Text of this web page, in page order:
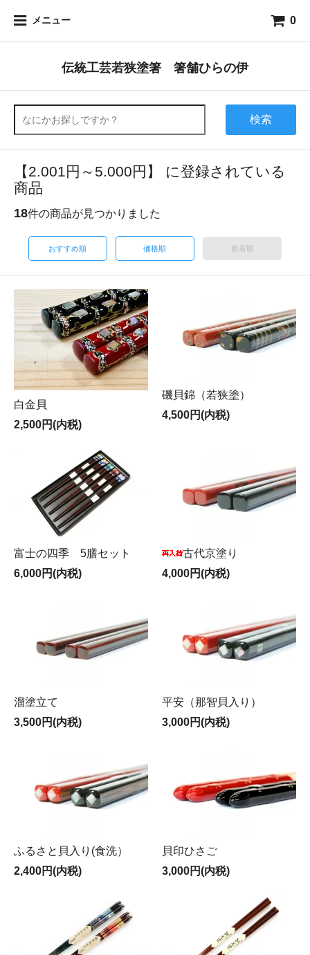
メニュー 0
伝統工芸若狭塗箸 箸舗ひらの伊
検索
【2.001円～5.000円】 に登録されている
商品
18件の商品が見つかりました
おすすめ順 価格順 新着順
白金貝
2,500円(内税)
磯貝錦（若狭塗）
4,500円(内税)
富士の四季 5膳セット
6,000円(内税)
古代京塗り
4,000円(内税)
溜塗立て
3,500円(内税)
平安（那智貝入り）
3,000円(内税)
ふるさと貝入り(食洗）
2,400円(内税)
貝印ひさご
3,000円(内税)